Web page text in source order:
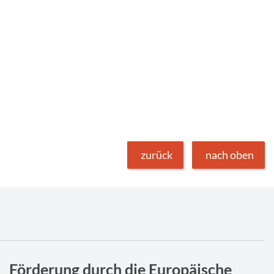
zurück nach oben
Förderung durch die Europäische